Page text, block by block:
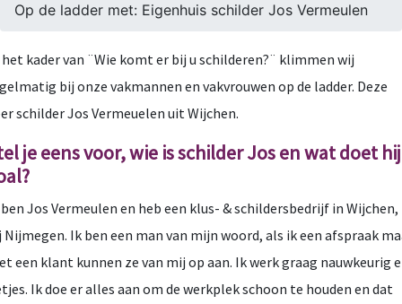
Op de ladder met: Eigenhuis schilder Jos Vermeulen
kader van ¨Wie komt er bij u schilderen?¨ klimmen wij
bij onze vakmannen en vakvrouwen op de ladder. Deze
schilder Jos Vermeuelen uit Wijchen.
je eens voor, wie is schilder Jos en wat doet hij
Jos Vermeulen en heb een klus- & schildersbedrijf in Wijchen,
Nijmegen. Ik ben een man van mijn woord, als ik een afspraak
een klant kunnen ze van mij op aan. Ik werk graag nauwkeurig
Ik doe er alles aan om de werkplek schoon te houden en dat